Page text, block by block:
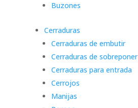
Buzones
Cerraduras
Cerraduras de embutir
Cerraduras de sobreponer
Cerraduras para entrada
Cerrojos
Manijas